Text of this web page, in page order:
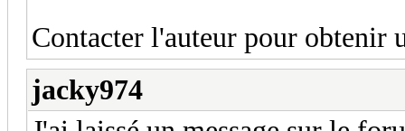
Contacter l'auteur pour obtenir
jacky974